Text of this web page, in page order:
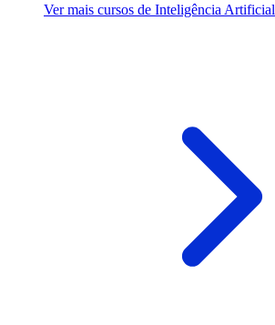
Ver mais cursos de Inteligência Artificial